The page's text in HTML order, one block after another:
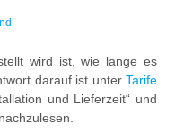
wird ist, wie lange es
darauf ist unter Tarife
und Lieferzeit“ und